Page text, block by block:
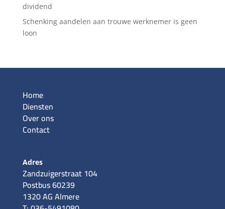
dividend
Schenking aandelen aan trouwe werknemer is geen
loon
Home
Diensten
Over ons
Contact
Adres
Zandzuigerstraat 104
Postbus 60239
1320 AG Almere